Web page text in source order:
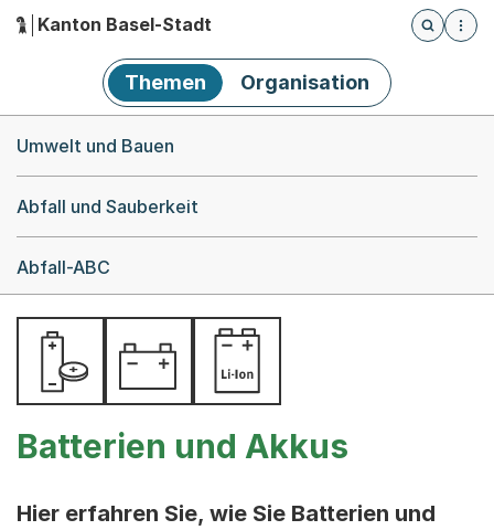
Hauptnavigation
Kanton Basel-Stadt
Öffnet
Themen Organisation
Umwelt und Bauen
Abfall und Sauberkeit
Abfall-ABC
Batterien und Akkus
Hier erfahren Sie, wie Sie Batterien und